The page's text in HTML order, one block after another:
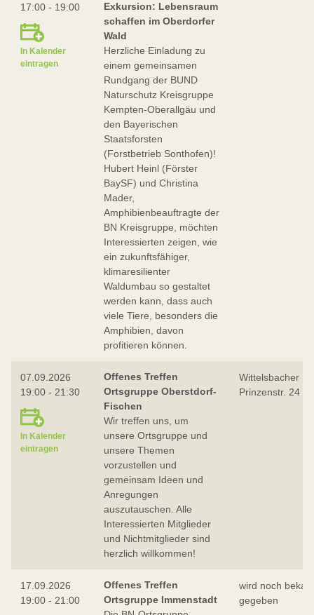
17:00 - 19:00
In Kalender
eintragen
Exkursion: Lebensraum
schaffen im Oberdorfer
Wald
Herzliche Einladung zu
einem gemeinsamen
Rundgang der BUND
Naturschutz Kreisgruppe
Kempten-Oberallgäu und
den Bayerischen
Staatsforsten
(Forstbetrieb Sonthofen)!
Hubert Heinl (Förster
BaySF) und Christina
Mader,
Amphibienbeauftragte der
BN Kreisgruppe, möchten
Interessierten zeigen, wie
ein zukunftsfähiger,
klimaresilienter
Waldumbau so gestaltet
werden kann, dass auch
viele Tiere, besonders die
Amphibien, davon
profitieren können.
07.09.2026
19:00 - 21:30
In Kalender
eintragen
Offenes Treffen
Ortsgruppe Oberstdorf-
Fischen
Wir treffen uns, um
unsere Ortsgruppe und
unsere Themen
vorzustellen und
gemeinsam Ideen und
Anregungen
auszutauschen. Alle
Interessierten Mitglieder
und Nichtmitglieder sind
herzlich willkommen!
Wittelsbacher
Prinzenstr. 24
17.09.2026
19:00 - 21:00
Offenes Treffen
Ortsgruppe Immenstadt
wird noch
gegeben